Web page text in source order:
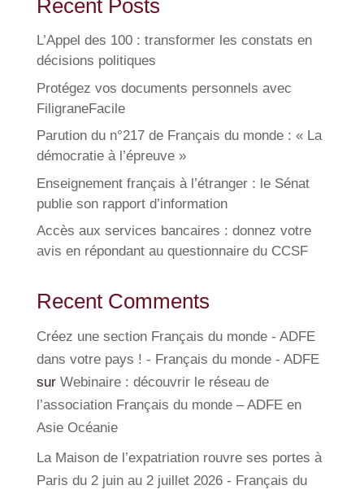
Recent Posts
L’Appel des 100 : transformer les constats en
décisions politiques
Protégez vos documents personnels avec
FiligraneFacile
Parution du n°217 de Français du monde : « La
démocratie à l’épreuve »
Enseignement français à l’étranger : le Sénat
publie son rapport d’information
Accès aux services bancaires : donnez votre
avis en répondant au questionnaire du CCSF
Recent Comments
Créez une section Français du monde - ADFE
dans votre pays ! - Français du monde - ADFE
sur Webinaire : découvrir le réseau de
l’association Français du monde – ADFE en
Asie Océanie
La Maison de l’expatriation rouvre ses portes à
Paris du 2 juin au 2 juillet 2026 - Français du